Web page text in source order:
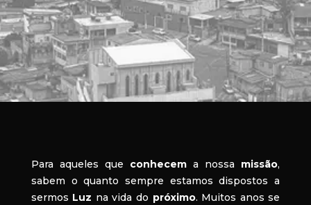
Para aqueles que conhecem a nossa missão,
sabem o quanto sempre estamos dispostos a
sermos Luz na vida do próximo. Muitos anos se